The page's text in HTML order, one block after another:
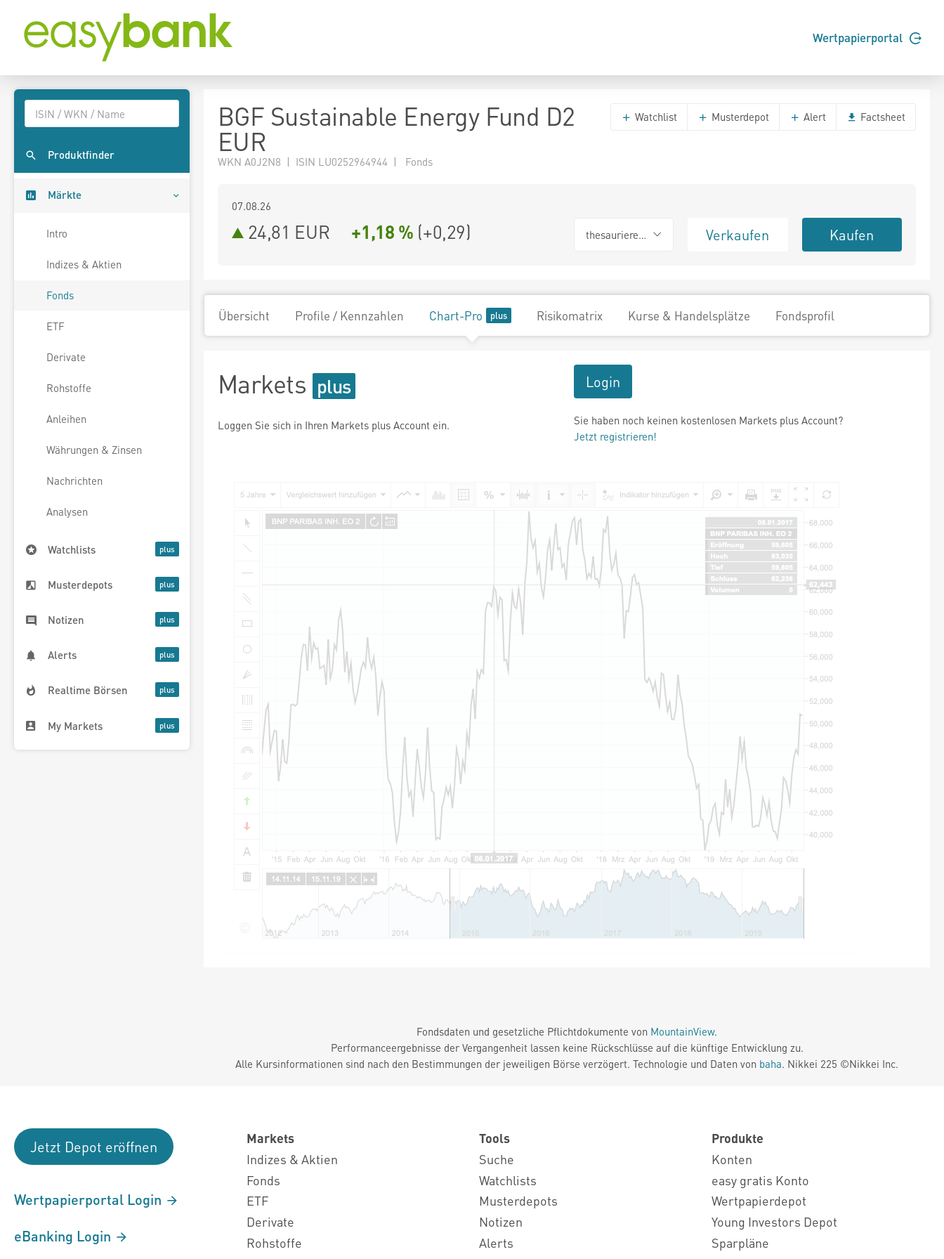
Wertpapierportal
Produktfinder
Märkte
Intro
Indizes & Aktien
Fonds
ETF
Derivate
Rohstoffe
Anleihen
Währungen & Zinsen
Nachrichten
Analysen
Watchlists
Musterdepots
Notizen
Alerts
Realtime Börsen
My Markets
BGF Sustainable Energy Fund D2
EUR
WKN A0J2N8 | ISIN LU0252964944 | Fonds
Watchlist Musterdepot Alert Factsheet
07.08.26
24,81 EUR +1,18 % (+0,29) thesaurierend Verkaufen Kaufen
Übersicht Profile / Kennzahlen Chart-Pro Risikomatrix Kurse & Handelsplätze Fondsprofil
Markets
Loggen Sie sich in Ihren Markets plus Account ein.
Login
Sie haben noch keinen kostenlosen Markets plus Account?
Jetzt registrieren!
Fondsdaten und gesetzliche Pflichtdokumente von MountainView.
Performanceergebnisse der Vergangenheit lassen keine Rückschlüsse auf die künftige Entwicklung zu.
Alle Kursinformationen sind nach den Bestimmungen der jeweiligen Börse verzögert. Technologie und Daten von baha. Nikkei 225 ©Nikkei Inc.
Jetzt Depot eröffnen
Wertpapierportal Login
eBanking Login
Markets
Indizes & Aktien
Fonds
ETF
Derivate
Rohstoffe
Tools
Suche
Watchlists
Musterdepots
Notizen
Alerts
Produkte
Konten
easy gratis Konto
Wertpapierdepot
Young Investors Depot
Sparpläne